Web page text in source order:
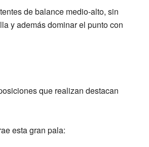
de balance medio-alto, sin
y además dominar el punto con
que realizan destacan
esta gran pala: